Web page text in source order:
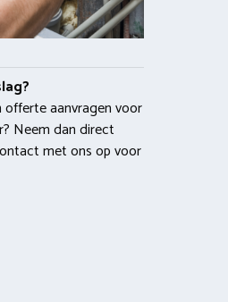
aanvragen voor
Neem dan direct
met ons op voor